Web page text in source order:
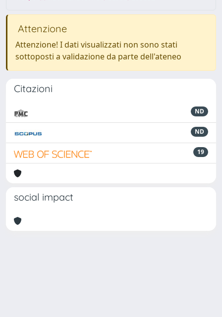
Attenzione
Attenzione! I dati visualizzati non sono stati
sottoposti a validazione da parte dell'ateneo
Citazioni
ND
ND
19
social impact